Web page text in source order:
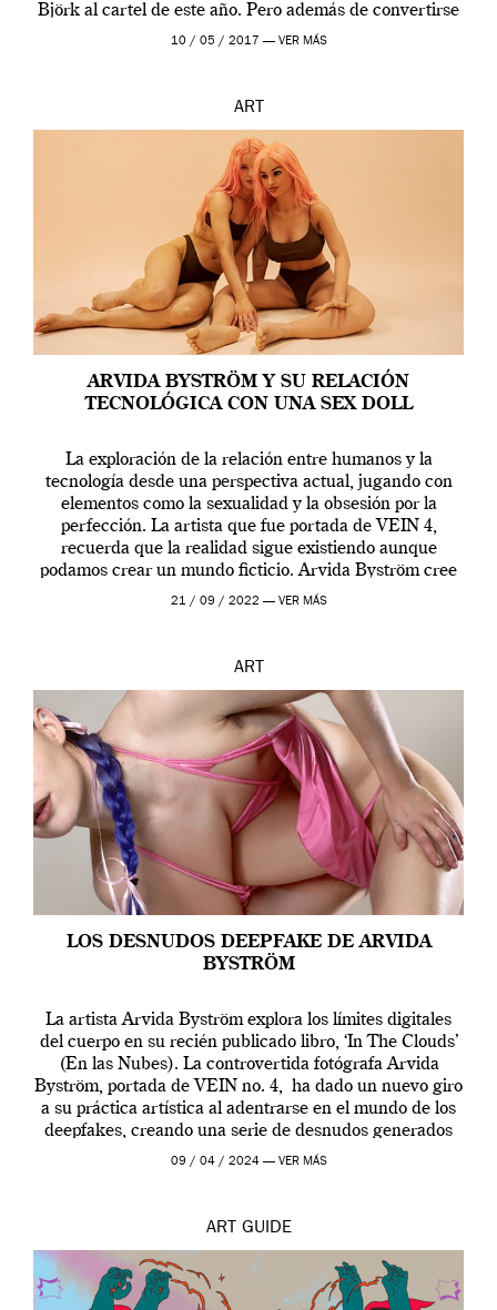
Björk al cartel de este año. Pero además de convertirse
en una de las actuaciones más relevantes […]
10 / 05 / 2017 — VER MÁS
ART
ARVIDA BYSTRÖM Y SU RELACIÓN
TECNOLÓGICA CON UNA SEX DOLL
La exploración de la relación entre humanos y la
tecnología desde una perspectiva actual, jugando con
elementos como la sexualidad y la obsesión por la
perfección. La artista que fue portada de VEIN 4,
recuerda que la realidad sigue existiendo aunque
podamos crear un mundo ficticio. Arvida Byström cree
que los humanos tienen un complejo […]
21 / 09 / 2022 — VER MÁS
ART
LOS DESNUDOS DEEPFAKE DE ARVIDA
BYSTRÖM
La artista Arvida Byström explora los límites digitales
del cuerpo en su recién publicado libro, ‘In The Clouds’
(En las Nubes). La controvertida fotógrafa Arvida
Byström, portada de VEIN no. 4, ha dado un nuevo giro
a su práctica artística al adentrarse en el mundo de los
deepfakes, creando una serie de desnudos generados
por […]
09 / 04 / 2024 — VER MÁS
ART GUIDE